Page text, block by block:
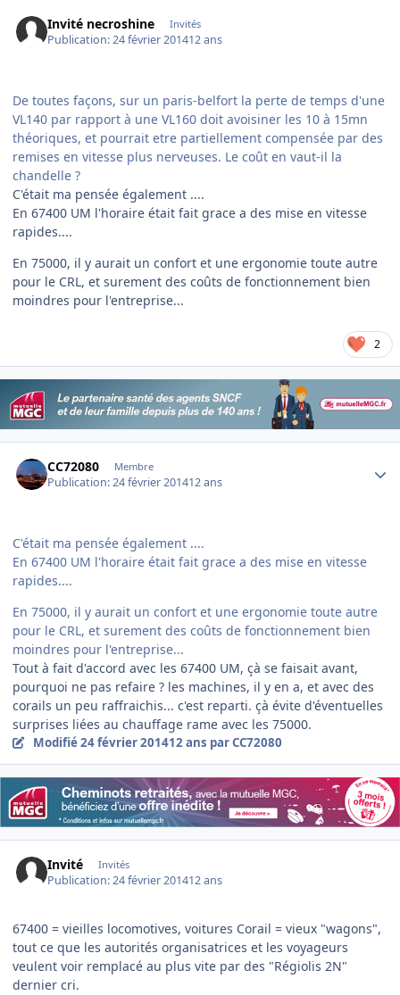
Invité necroshine Invités
Publication:24 février 201412 ans
De toutes façons, sur un paris-belfort la perte de temps d'une
VL140 par rapport à une VL160 doit avoisiner les 10 à 15mn
théoriques, et pourrait etre partiellement compensée par des
remises en vitesse plus nerveuses. Le coût en vaut-il la
chandelle ?
C'était ma pensée également ....
En 67400 UM l'horaire était fait grace a des mise en vitesse
rapides....
En 75000, il y aurait un confort et une ergonomie toute autre
pour le CRL, et surement des coûts de fonctionnement bien
moindres pour l'entreprise...
2
CC72080 Membre
Publication:24 février 201412 ans
C'était ma pensée également ....
En 67400 UM l'horaire était fait grace a des mise en vitesse
rapides....
En 75000, il y aurait un confort et une ergonomie toute autre
pour le CRL, et surement des coûts de fonctionnement bien
moindres pour l'entreprise...
Tout à fait d'accord avec les 67400 UM, çà se faisait avant,
pourquoi ne pas refaire ? les machines, il y en a, et avec des
corails un peu raffraichis... c'est reparti. çà évite d'éventuelles
surprises liées au chauffage rame avec les 75000.
Modifié24 février 201412 ans par CC72080
Invité Invités
Publication:24 février 201412 ans
67400 = vieilles locomotives, voitures Corail = vieux "wagons",
tout ce que les autorités organisatrices et les voyageurs
veulent voir remplacé au plus vite par des "Régiolis 2N"
dernier cri.